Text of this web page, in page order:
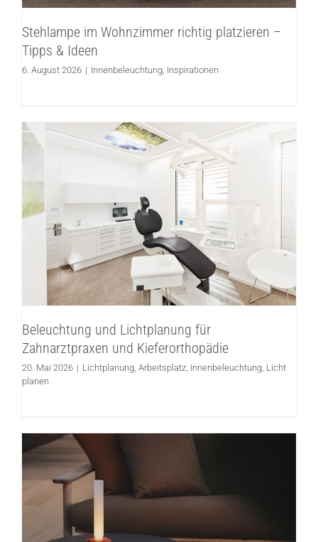
Stehlampe im Wohnzimmer richtig platzieren –
Tipps & Ideen
6. August 2026 | Innenbeleuchtung, Inspirationen
Beleuchtung und Lichtplanung für
Zahnarztpraxen und Kieferorthopädie
Lichtplanung Arbeitsplatz Innenbeleuchtung
planen
Beleuchtung und Lichtplanung für
Zahnarztpraxen und Kieferorthopädie
20. Mai 2026 | Lichtplanung, Arbeitsplatz, Innenbeleuchtung, Licht
planen
7 Gründe, warum kabellose Akkuleuchten
Ihr Zuhause komfortabler und schöner